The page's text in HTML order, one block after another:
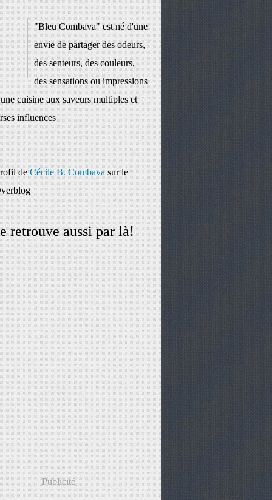
"Bleu Combava" est né d'une
envie de partager des odeurs,
des senteurs, des couleurs,
des sensations ou impressions
cuisine aux saveurs multiples et
influences
deCécile B. Combavasur le
retrouve aussi par là!
Publicité